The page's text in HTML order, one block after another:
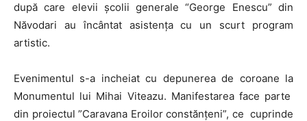
după care elevii școlii generale “George Enescu” din
Năvodari au încântat asistența cu un scurt program
artistic.
Evenimentul s-a incheiat cu depunerea de coroane la
Monumentul lui Mihai Viteazu. Manifestarea face parte
din proiectul ”Caravana Eroilor constănțeni”, ce cuprinde